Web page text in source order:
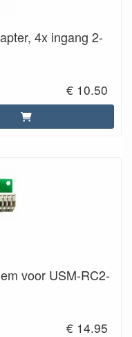
4x ingang 2-
€ 10.50
voor USM-RC2-
€ 14.95